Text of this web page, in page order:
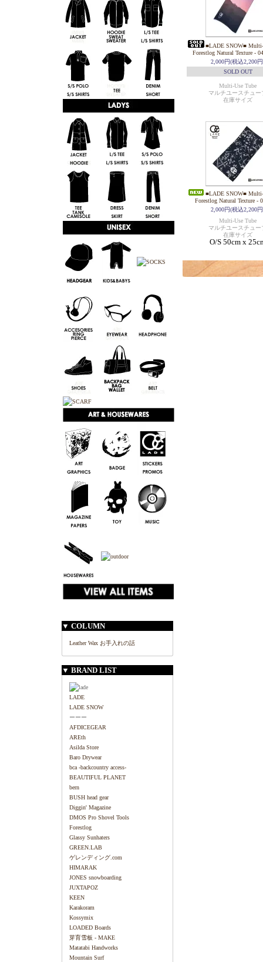
▼ COLUMN
Leather Wax お手入れの話
▼ BRAND LIST
LADE
LADE SNOW
ーーー
AFDICEGEAR
AREth
Asilda Store
Baro Drywear
bca -backcountry access-
BEAUTIFUL PLANET
bern
BUSH head gear
Diggin' Magazine
DMOS Pro Shovel Tools
Forestlog
Glassy Sunhaters
GREEN.LAB
ゲレンディング.com
HIMARAK
JONES snowboarding
JUXTAPOZ
KEEN
Karakoram
Kossymix
LOADED Boards
芽育雪板 - MAKE
Matatabi Handworks
Mountain Surf
■LADE SNOW■ Multi-
Forestlog Natural Texture -
2,000円(税込2,200
SOLD OUT
Multi-Use Tube
マルチユースチュー
在庫サイズ
■LADE SNOW■ Multi-
Forestlog Natural Texture -
2,000円(税込2,200
Multi-Use Tube
マルチユースチュー
在庫サイズ
O/S 50cm x